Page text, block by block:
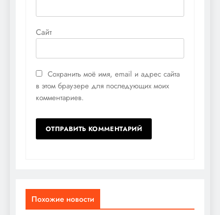
Сайт
Сохранить моё имя, email и адрес сайта
в этом браузере для последующих моих
комментариев.
Похожие новости